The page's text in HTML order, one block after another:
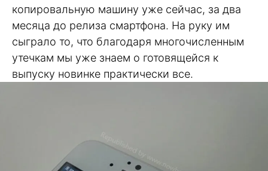
копировальную машину уже сейчас, за два
месяца до релиза смартфона. На руку им
сыграло то, что благодаря многочисленным
утечкам мы уже знаем о готовящейся к
выпуску новинке практически все.